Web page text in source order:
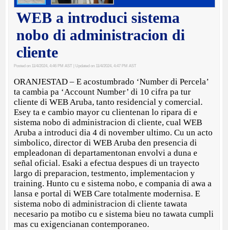
WEB a introduci sistema
nobo di administracion di
cliente
Posted on 11/4/2024, 4:46 PM AST | Updated on 11/4/2024, 4:47 PM AST
ORANJESTAD – E acostumbrado ‘Number di Percela’
ta cambia pa ‘Account Number’ di 10 cifra pa tur
cliente di WEB Aruba, tanto residencial y comercial.
Esey ta e cambio mayor cu clientenan lo ripara di e
sistema nobo di administracion di cliente, cual WEB
Aruba a introduci dia 4 di november ultimo. Cu un acto
simbolico, director di WEB Aruba den presencia di
empleadonan di departamentonan envolvi a duna e
señal oficial. Esaki a efectua despues di un trayecto
largo di preparacion, testmento, implementacion y
training. Hunto cu e sistema nobo, e compania di awa a
lansa e portal di WEB Care totalmente modernisa. E
sistema nobo di administracion di cliente tawata
necesario pa motibo cu e sistema bieu no tawata cumpli
mas cu exigencianan contemporaneo.